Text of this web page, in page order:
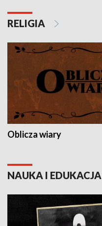
RELIGIA
Oblicza wiary
NAUKA I EDUKACJA